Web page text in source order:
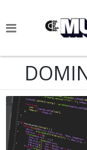
NOTICIAS
CIENCIA Y
VIDA